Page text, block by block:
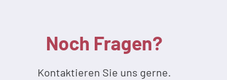
Noch Fragen?
Kontaktieren Sie uns gerne.